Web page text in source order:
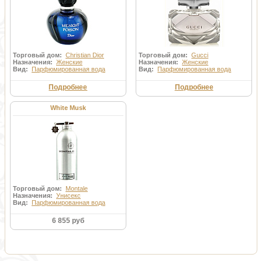
Торговый дом: Christian Dior
Назначения: Женские
Вид: Парфюмированная вода
Подробнее
Торговый дом:Gucci
Назначения:Женские
Вид: Парфюмированная вода
Подробнее
White Musk
Торговый дом: Montale
Назначения: Унисекс
Вид: Парфюмированная вода
6 855 руб